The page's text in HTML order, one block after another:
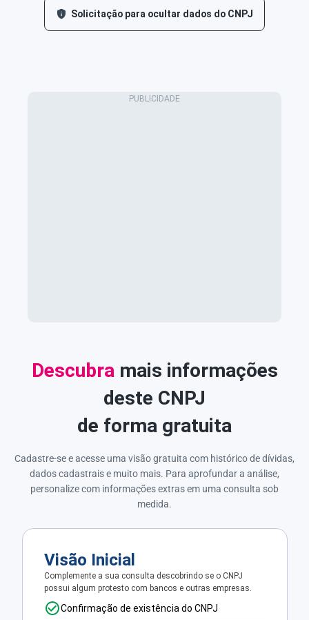
Solicitação para ocultar dados do CNPJ
Descubra mais informações
deste CNPJ
de forma gratuita
Cadastre-se e acesse uma visão gratuita com histórico de dívidas,
dados cadastrais e muito mais. Para aprofundar a análise,
personalize com informações extras em uma consulta sob
medida.
Visão Inicial
Complemente a sua consulta descobrindo se o CNPJ
possui algum protesto com bancos e outras empresas.
Confirmação de existência do CNPJ